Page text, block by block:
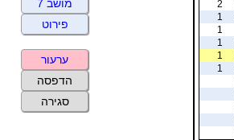
2
1
1
1
1
1
מושב 7
פירוט
ערעור
הדפסה
סגירה